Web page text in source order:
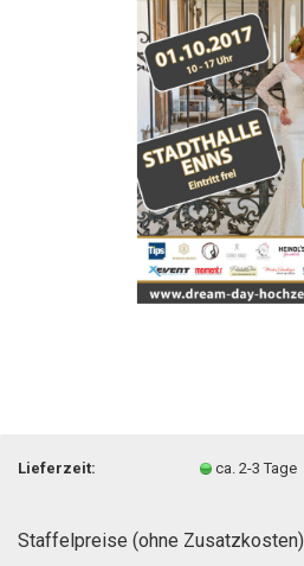
Lieferzeit: ca. 2-3 Tage
Staffelpreise (ohne Zusatzkosten)